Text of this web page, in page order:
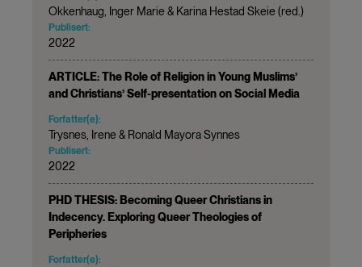
Okkenhaug, Inger Marie & Karina Hestad Skeie (red.)
Publisert:
2022
ARTICLE: The Role of Religion in Young Muslims’
and Christians’ Self-presentation on Social Media
Forfatter(e):
Trysnes, Irene & Ronald Mayora Synnes
Publisert:
2022
PHD THESIS: Becoming Queer Christians in
Indecency. Exploring Queer Theologies of
Peripheries
Forfatter(e):